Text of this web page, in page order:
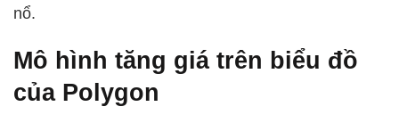
nổ.
Mô hình tăng giá trên biểu đồ
của Polygon